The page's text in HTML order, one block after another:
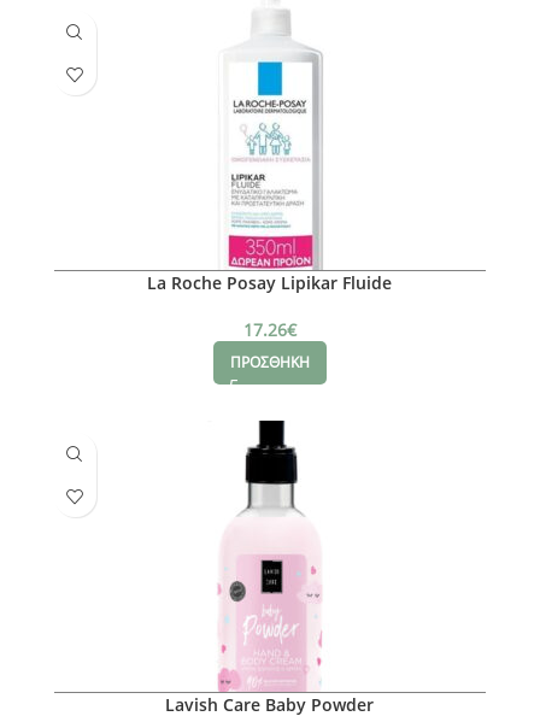
La Roche Posay Lipikar Fluide
17.26€
ΠΡΟΣΘΗΚΗ
Lavish Care Baby Powder